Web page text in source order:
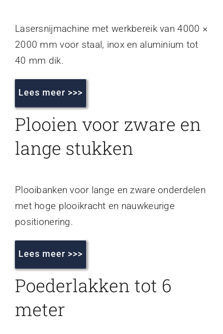
Lasersnijmachine met werkbereik van 4000 ×
2000 mm voor staal, inox en aluminium tot
40 mm dik.
Lees meer >>>
Plooien voor zware en
lange stukken
Plooibanken voor lange en zware onderdelen
met hoge plooikracht en nauwkeurige
positionering.
Lees meer >>>
Poederlakken tot 6
meter